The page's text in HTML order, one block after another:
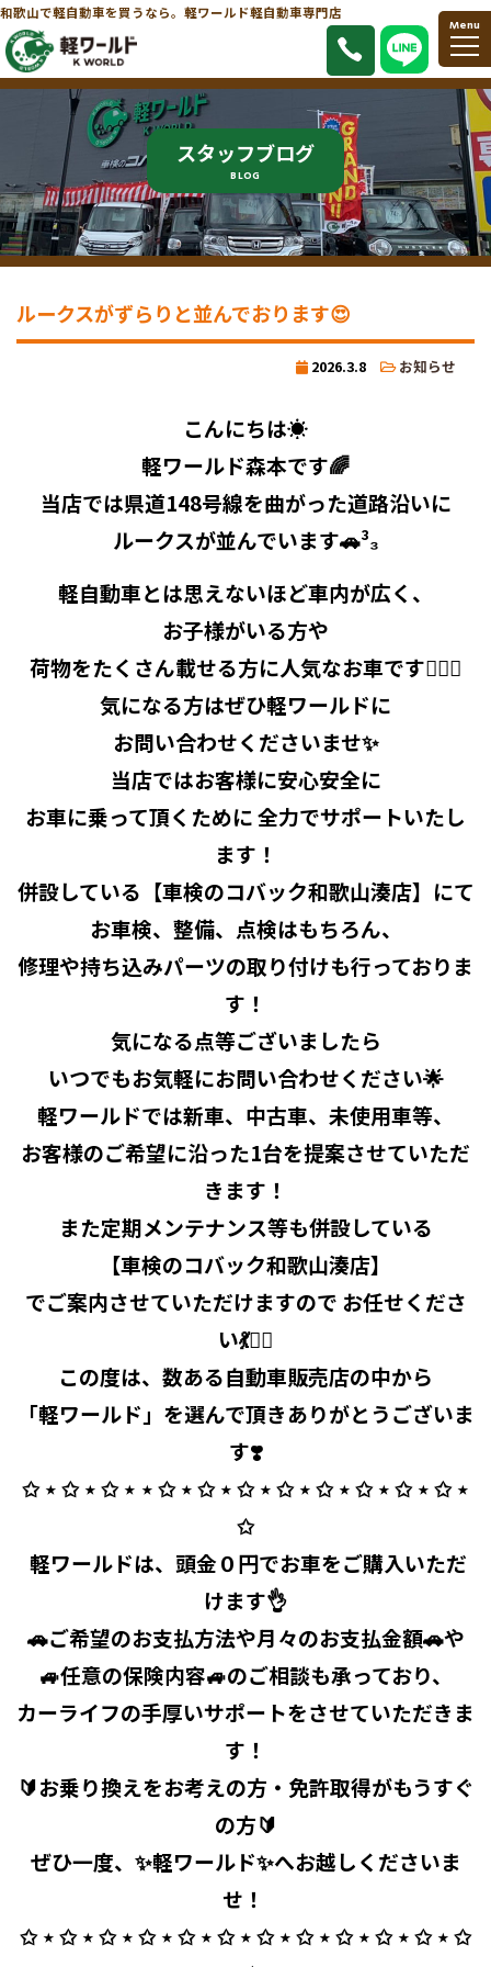
和歌山で軽自動車を買うなら。軽ワールド軽自動車専門店
Menu
スタッフブログ
BLOG
ルークスがずらりと並んでおります😍
2026.3.8 お知らせ
こんにちは☀️
軽ワールド森本です🌈
当店では県道148号線を曲がった道路沿いに
ルークスが並んでいます🚗³₃
軽自動車とは思えないほど車内が広く、
お子様がいる方や
荷物をたくさん載せる方に人気なお車です✊🏻💖
気になる方はぜひ軽ワールドに
お問い合わせくださいませ✨
当店ではお客様に安心安全に
お車に乗って頂くために 全力でサポートいたし
ます！
併設している【車検のコバック和歌山湊店】にて
お車検、整備、点検はもちろん、
修理や持ち込みパーツの取り付けも行っておりま
す！
気になる点等ございましたら
いつでもお気軽にお問い合わせください🌟
軽ワールドでは新車、中古車、未使用車等、
お客様のご希望に沿った1台を提案させていただ
きます！
また定期メンテナンス等も併設している
【車検のコバック和歌山湊店】
でご案内させていただけますので お任せくださ
い💃🧞‍♂️
この度は、数ある自動車販売店の中から
「軽ワールド」を選んで頂きありがとうございま
す❣️
✩ ⋆ ✩ ⋆ ✩ ⋆ ⋆ ✩ ⋆ ✩ ⋆ ✩ ⋆ ✩ ⋆ ✩ ⋆ ✩ ⋆ ✩ ⋆ ✩ ⋆
✩
⁡ 軽ワールドは、頭金０円でお車をご購入いただ
けます👌
🚗ご希望のお支払方法や月々のお支払金額🚗や
🚙任意の保険内容🚙のご相談も承っており、
カーライフの手厚いサポートをさせていただきま
す！
🔰お乗り換えをお考えの方・免許取得がもうすぐ
の方🔰
ぜひ一度、✨軽ワールド✨へお越しくださいま
せ！ ⁡
✩ ⋆ ✩ ⋆ ✩ ⋆ ✩ ⋆ ✩ ⋆ ✩ ⋆ ✩ ⋆ ✩ ⋆ ✩ ⋆ ✩ ⋆ ✩ ⋆ ✩